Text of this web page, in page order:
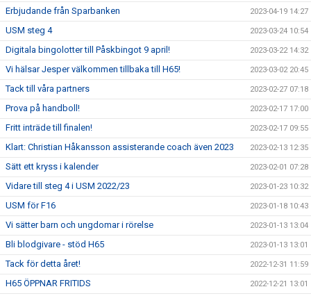
Erbjudande från Sparbanken 2023-04-19 14:27
USM steg 4 2023-03-24 10:54
Digitala bingolotter till Påskbingot 9 april! 2023-03-22 14:32
Vi hälsar Jesper välkommen tillbaka till H65! 2023-03-02 20:45
Tack till våra partners 2023-02-27 07:18
Prova på handboll! 2023-02-17 17:00
Fritt inträde till finalen! 2023-02-17 09:55
Klart: Christian Håkansson assisterande coach även 2023 2023-02-13 12:35
Sätt ett kryss i kalender 2023-02-01 07:28
Vidare till steg 4 i USM 2022/23 2023-01-23 10:32
USM för F16 2023-01-18 10:43
Vi sätter barn och ungdomar i rörelse 2023-01-13 13:04
Bli blodgivare - stöd H65 2023-01-13 13:01
Tack för detta året! 2022-12-31 11:59
H65 ÖPPNAR FRITIDS 2022-12-21 13:01